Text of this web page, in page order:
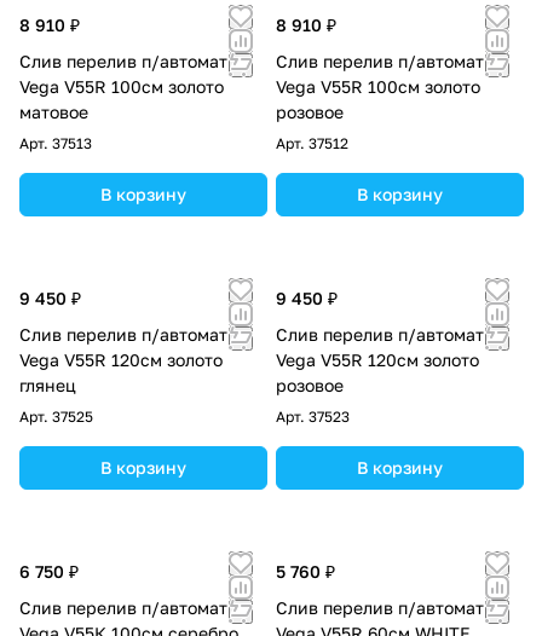
8 910 ₽
Слив перелив п/автомат
Vega V55R 100см золото
матовое
Арт. 37513
В корзину
8 910 ₽
Слив перелив п/автомат
Vega V55R 100см золото
розовое
Арт. 37512
В корзину
9 450 ₽
Слив перелив п/автомат
Vega V55R 120см золото
глянец
Арт. 37525
В корзину
9 450 ₽
Слив перелив п/автомат
Vega V55R 120см золото
розовое
Арт. 37523
В корзину
6 750 ₽
Слив перелив п/автомат
5 760 ₽
Слив перелив п/автомат